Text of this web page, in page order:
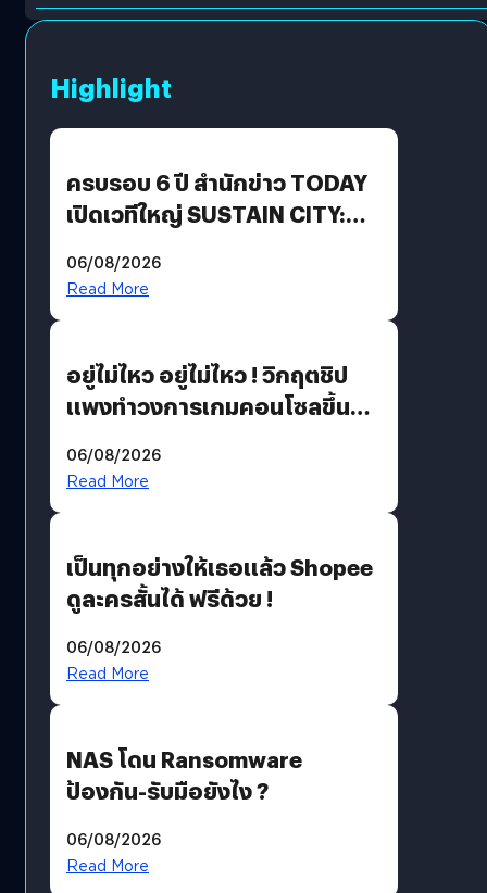
Highlight
ครบรอบ 6 ปี สำนักข่าว TODAY
เปิดเวทีใหญ่ SUSTAIN CITY:
แนวทางปรับตัวสู่เศรษฐกิจสี
06/08/2026
Read More
อยู่ไม่ไหว อยู่ไม่ไหว ! วิกฤตชิป
แพงทำวงการเกมคอนโซลขึ้น
?
06/08/2026
Read More
เป็นทุกอย่างให้เธอแล้ว Shopee
ดูละครสั้นได้ ฟรีด้วย !
06/08/2026
Read More
NAS โดน Ransomware
ป้องกัน-รับมือยังไง ?
06/08/2026
Read More